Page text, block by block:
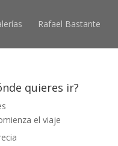
Rafael Bastante
quieres ir?
el viaje